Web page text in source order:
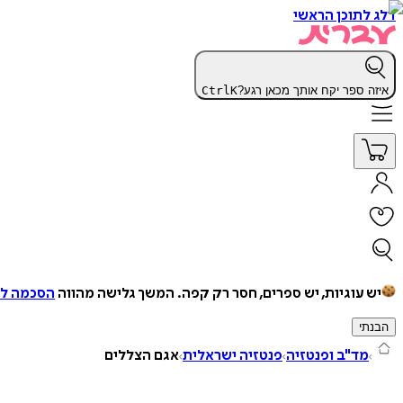
דלג לתוכן הראשי
איזה ספר יקח אותך מכאן רגע? CtrlK
יש עוגיות, יש ספרים, חסר רק קפה. המשך גלישה מהווה הסכמה
הבנתי
מד"ב ופנטזיה פנטזיה ישראלית אגם הצללים